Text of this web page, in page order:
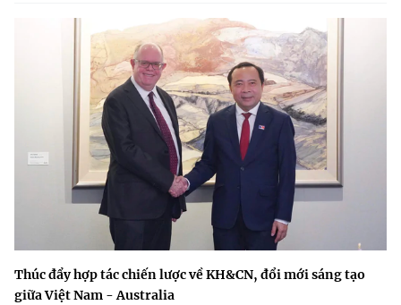
Thúc đẩy hợp tác chiến lược về KH&CN, đổi mới sáng tạo
giữa Việt Nam - Australia